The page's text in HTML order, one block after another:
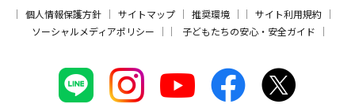
個人情報保護方針 サイトマップ 推奨環境
サイト利用規約
ソーシャルメディアポリシー
子どもたちの安心・安全ガイド